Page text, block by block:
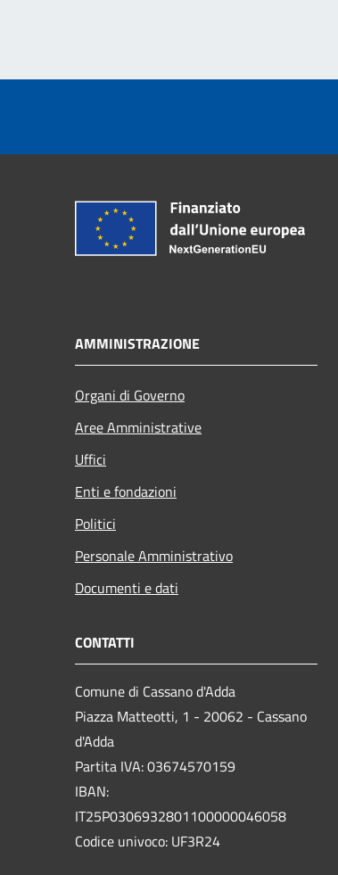
AMMINISTRAZIONE
Organi di Governo
Aree Amministrative
Uffici
Enti e fondazioni
Politici
Personale Amministrativo
Documenti e dati
CONTATTI
Comune di Cassano d'Adda
Piazza Matteotti, 1 - 20062 - Cassano
d'Adda
Partita IVA: 03674570159
IBAN:
IT25P0306932801100000046058
Codice univoco: UF3R24